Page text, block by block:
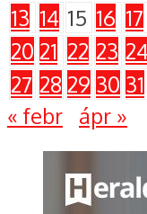
13 14 15 16 17
20 21 22 23
27 28 29 30 31
« febr
ápr »